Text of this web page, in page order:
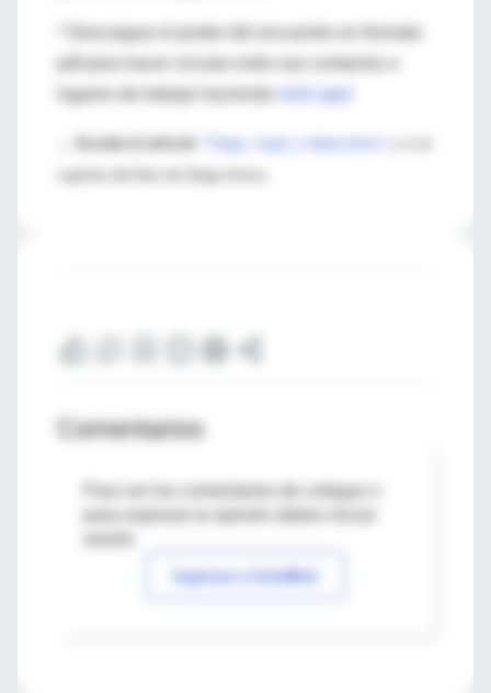
* Descargue el poster del encuentro en formato
lugares de trabajo haciendo
click aquí
Comentarios
Para ver los comentarios de colegas o
Ingresar a IntraMed